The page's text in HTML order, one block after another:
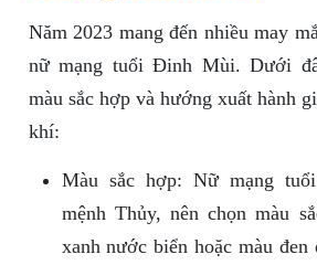
Năm 2023 mang đến nhiều may
nữ mạng tuổi Đinh Mùi. Dưới
màu sắc hợp và hướng xuất hành
khí:
Màu sắc hợp: Nữ mạng
mệnh Thủy, nên chọn màu
xanh nước biển hoặc màu đen